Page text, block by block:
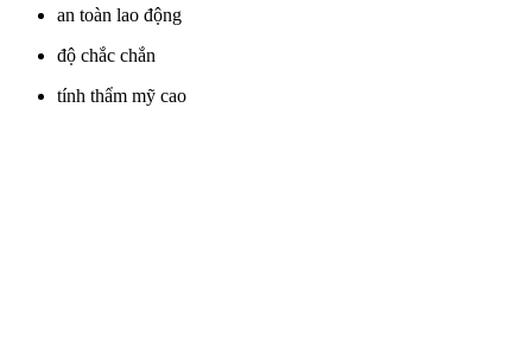
an toàn lao động
độ chắc chắn
tính thẩm mỹ cao